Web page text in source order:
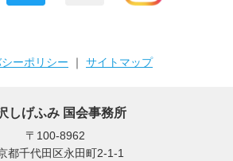
ーポリシー ｜ サイトマップ
しげふみ 国会事務所
〒100-8962
都千代田区永田町2-1-1